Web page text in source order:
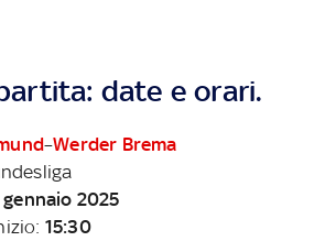
date e orari.
–Werder Brema
2025
15:30